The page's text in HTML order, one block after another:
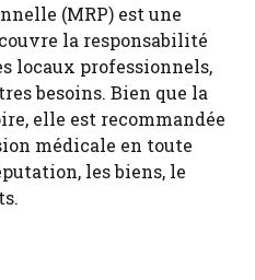
(MRP) est une
la responsabilité
locaux professionnels,
besoins. Bien que la
elle est recommandée
médicale en toute
les biens, le